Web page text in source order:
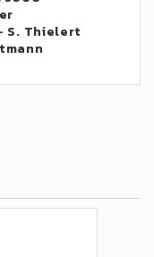
S. Thielert